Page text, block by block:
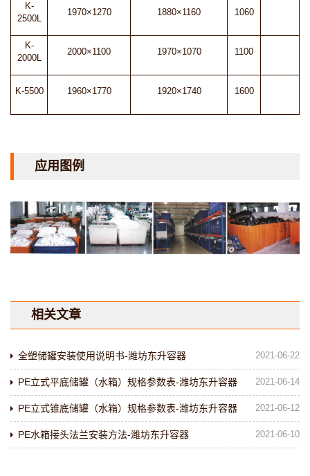
K-
2500L
1970×1270 1880×1160 1060
K-
2000L
2000×1100 1970×1070 1100
K-5500 1960×1770 1920×1740 1600
应用图例
相关文章
2021-06-22
全塑储罐安装使用说明书-潍坊东升容器
2021-06-14
PE立式平底储罐（水箱）规格参数表-潍坊东升容器
2021-06-12
PE立式锥底储罐（水箱）规格参数表-潍坊东升容器
2021-06-10
PE水箱接头法兰安装方法-潍坊东升容器